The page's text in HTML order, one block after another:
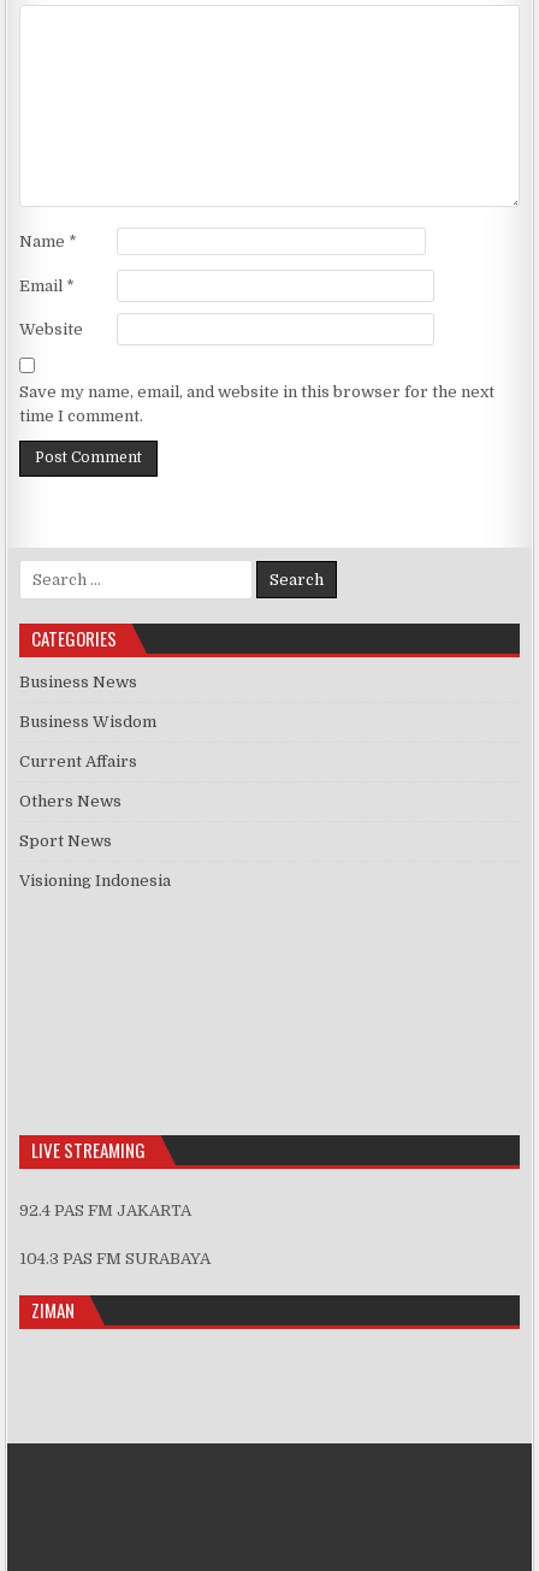
Name *
Email *
Website
Save my name, email, and website in this browser for the next
time I comment.
Search for:
CATEGORIES
Business News
Business Wisdom
Current Affairs
Others News
Sport News
Visioning Indonesia
LIVE STREAMING
92.4 PAS FM JAKARTA
104.3 PAS FM SURABAYA
ZIMAN